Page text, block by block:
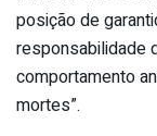
posição de
responsabilidade
comportamento
mortes”.